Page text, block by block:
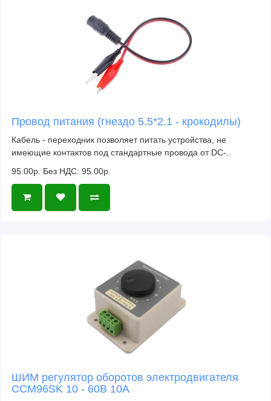
Провод питания (гнездо 5.5*2.1 - крокодилы)
Кабель - переходник позволяет питать устройства, не
имеющие контактов под стандартные провода от DC-..
95.00р. Без НДС: 95.00р.
ШИМ регулятор оборотов электродвигателя
CCM96SK 10 - 60В 10А